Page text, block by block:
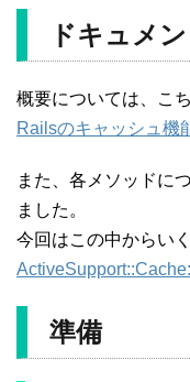
ドキュメン
概要については、こ
Railsのキャッシュ機
また、各メソッドに
ました。
今回はこの中からい
準備